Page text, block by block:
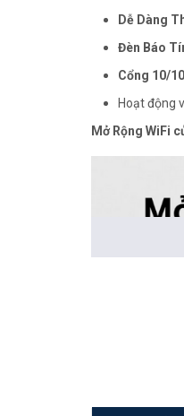
Dễ Dàng
Đèn Báo
Cổng 10/
Hoạt động
Mở Rộng WiFi